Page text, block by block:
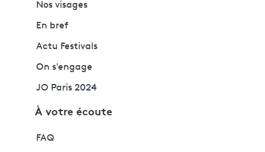
Nos visages
En bref
Actu Festivals
On s'engage
JO Paris 2024
À votre écoute
FAQ